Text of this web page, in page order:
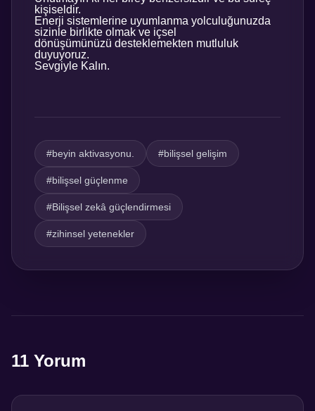
kişiseldir.
Enerji sistemlerine uyumlanma yolculuğunuzda
sizinle birlikte olmak ve içsel
dönüşümünüzü desteklemekten mutluluk
duyuyoruz.
Sevgiyle Kalın.
#beyin aktivasyonu. #bilişsel gelişim
#bilişsel güçlenme
#Bilişsel zekâ güçlendirmesi
#zihinsel yetenekler
11 Yorum